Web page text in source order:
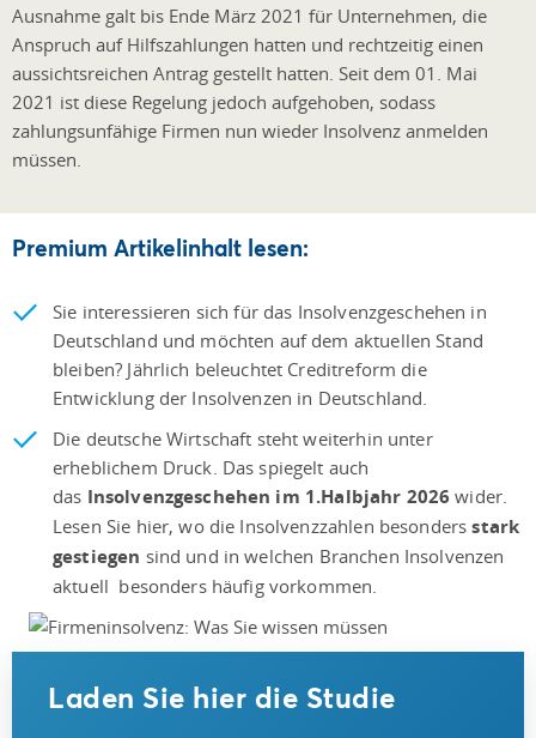
Ausnahme galt bis Ende März 2021 für Unternehmen, die
Anspruch auf Hilfszahlungen hatten und rechtzeitig einen
aussichtsreichen Antrag gestellt hatten. Seit dem 01. Mai
2021 ist diese Regelung jedoch aufgehoben, sodass
zahlungsunfähige Firmen nun wieder Insolvenz anmelden
müssen.
Premium Artikelinhalt lesen:
Sie interessieren sich für das Insolvenzgeschehen in
Deutschland und möchten auf dem aktuellen Stand
bleiben? Jährlich beleuchtet Creditreform die
Entwicklung der Insolvenzen in Deutschland.
Die deutsche Wirtschaft steht weiterhin unter
erheblichem Druck. Das spiegelt auch
das Insolvenzgeschehen im 1.Halbjahr 2026 wider.
Lesen Sie hier, wo die Insolvenzzahlen besondersstark
gestiegen sind und in welchen Branchen Insolvenzen
aktuell besonders häufig vorkommen.
Laden Sie hier die Studie